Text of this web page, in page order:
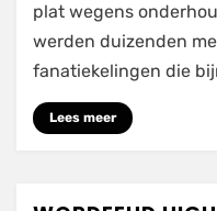
plat wegens
werden duizenden
fanatiekelingen die
Lees meer